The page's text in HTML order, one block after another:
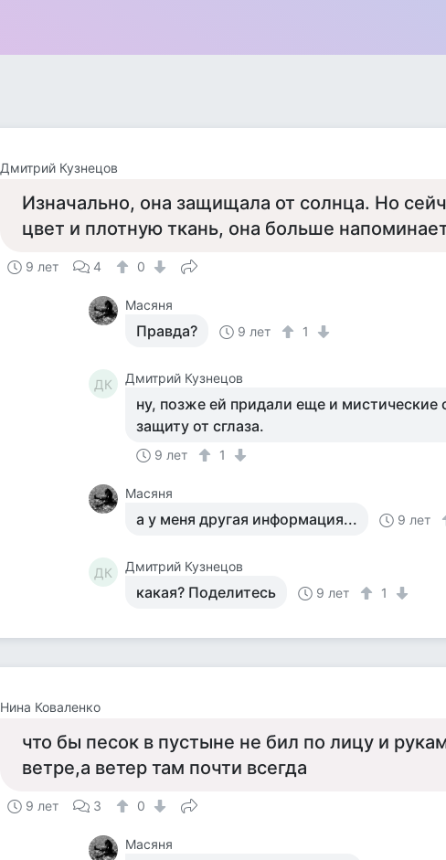
Дмитрий Кузнецов
Изначально, она защищала от солнца. Но
цвет и плотную ткань, она больше
9 лет 4 0
Масяня
Правда? 9 лет 1
ДК Дмитрий Кузнецов
ну, позже ей придали еще и мистические
защиту от сглаза.
9 лет 1
Масяня
а у меня другая информация... 9 лет
ДК Дмитрий Кузнецов
какая? Поделитесь 9 лет 1
Нина Коваленко
что бы песок в пустыне не бил по лицу и
ветре,а ветер там почти всегда
9 лет 3 0
Масяня